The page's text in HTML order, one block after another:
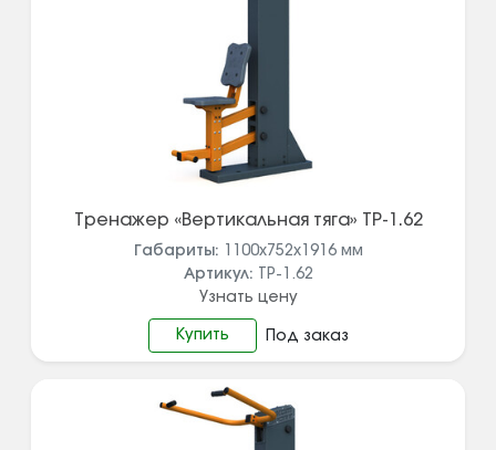
Тренажер «Вертикальная тяга» ТР-1.62
Габариты: 1100х752х1916 мм
Артикул: ТР-1.62
Узнать цену
Купить Под заказ